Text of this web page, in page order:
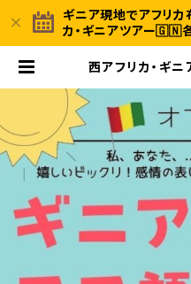
ギニア現地でアフリカ
カ・ギニアツアー🇬🇳
西アフリカ・ギ
材VOL.1 スス語
AFRICA イヌワ
のアフリカ布ファ
オンラ